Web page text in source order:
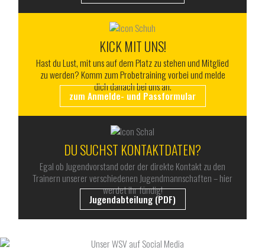
KICK MIT UNS!
Hast du Lust, mit uns auf dem Platz zu stehen und Mitglied
zu werden? Komm zum Probetraining vorbei und melde
dich danach bei uns an.
zum Anmelde- und Passformular
DU SUCHST KONTAKTDATEN?
Egal ob Jugendvorstand oder der direkte Kontakt zu den
Trainern unserer verschiedenen Jugendmannschaften – hier
werdet ihr fündig!
Jugendabteilung (PDF)